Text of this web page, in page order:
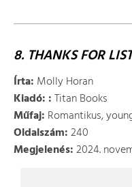
8. THANKS FOR
Írta: Molly Horan
Kiadó: :Titan Books
Műfaj: Romantikus,
Oldalszám:240
Megjelenés:2024.